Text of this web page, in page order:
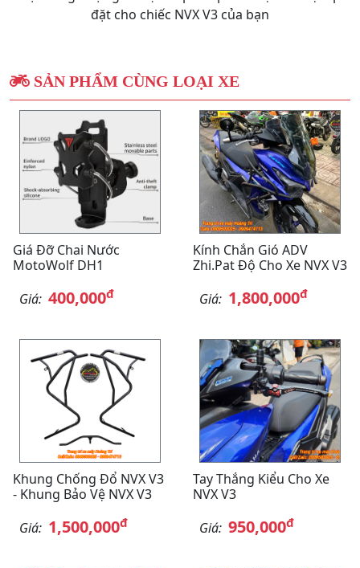
đặt cho chiếc NVX V3 của bạn
SẢN PHẨM CÙNG LOẠI XE
Giá Đỡ Chai Nước
MotoWolf DH1
Giá: 400,000đ
Kính Chắn Gió ADV
Zhi.Pat Độ Cho Xe NVX V3
Giá: 1,800,000đ
Khung Chống Đổ NVX V3
- Khung Bảo Vệ NVX V3
Giá: 1,500,000đ
Tay Thắng Kiểu Cho Xe
NVX V3
Giá: 950,000đ